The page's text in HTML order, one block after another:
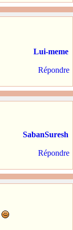
Lui-meme
Répondre
SabanSuresh
Répondre